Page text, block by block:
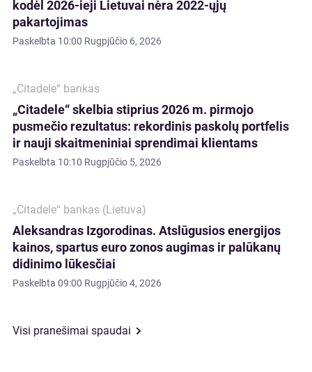
kodėl 2026-ieji Lietuvai nėra 2022-ųjų
pakartojimas
Paskelbta 10:00 Rugpjūčio 6, 2026
„Citadele“ bankas
„Citadele“ skelbia stiprius 2026 m. pirmojo
pusmečio rezultatus: rekordinis paskolų portfelis
ir nauji skaitmeniniai sprendimai klientams
Paskelbta 10:10 Rugpjūčio 5, 2026
„Citadele“ bankas (Lietuva)
Aleksandras Izgorodinas. Atslūgusios energijos
kainos, spartus euro zonos augimas ir palūkanų
didinimo lūkesčiai
Paskelbta 09:00 Rugpjūčio 4, 2026
Visi pranešimai spaudai